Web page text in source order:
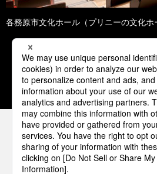
各務原市文化ホール（プリニーの文化ホ
1 2 3 4
パナソニックの電気設備